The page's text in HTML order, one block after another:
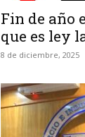
Fin de año
que es ley
8 de diciembre, 2025